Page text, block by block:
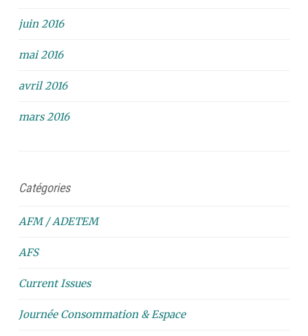
juin 2016
mai 2016
avril 2016
mars 2016
Catégories
AFM / ADETEM
AFS
Current Issues
Journée Consommation & Espace